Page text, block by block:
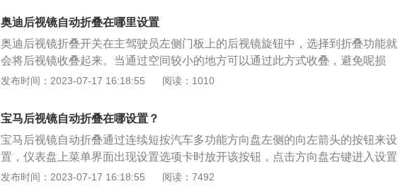
在保证安全的前提下顺利通过。
映汽车后方、侧方和下方的情况，使驾驶者可以间接的看清楚这些位置的情况，
它起着第二只眼睛的作用，扩大了驾驶者的视野范围。一般后视镜镜面主要有两
种，一种是平面镜，顾名思义镜面是平的，用术语表述就是表面曲率半径R无穷
大，这与一般家庭用镜一样，可得到与目视大小相同的映像，这种平面镜常用做
内后视镜。另一种是凸面镜，镜面呈球面状，具有大小不同的曲率半径，它的映
镜和下后视镜。
奥迪后视镜自动折叠在哪里设置
奥迪后视镜折叠开关在主驾驶员左侧门板上的后视镜旋钮中，选择到折叠功能就
会将后视镜收叠起来。当通过空间较小的地方可以通过此方式收叠，避免呢损
伤。注意不能用手掰，而且不能频繁的操作折叠开关，会导致折叠电机过热，线
主希望用车完毕，锁车后自动折叠后视镜可以在车内MMI系统中设置：首先第一
步选择汽车，第二步选择车辆设置，第三步选择中央门锁，第四步选择收起后视
镜。在MMI系统中，选择个性化-车辆设置-中央门锁-收起后视镜，在锁车时会自
动折叠起外后视镜。值得注意的是，如果后视镜外壳受外力而移动了位置，也须
以自动方式将后视镜完全折叠起来。任何时候都不可以手动将后视镜搬回原位，
发布时间：2023-07-17 16:18:55 阅读：1010
宝马后视镜自动折叠在哪设置？
宝马后视镜自动折叠通过连续短按汽车多功能方向盘左侧的向左箭头的按钮来设
置，仪表盘上菜单界面出现设置选项卡时放开该按钮，点击方向盘右键进入设置
界面后点击设置，最后点击后视镜选项卡，选择自动折叠选项即可。关于宝马的
发布时间：2023-07-17 16:18:55 阅读：7492